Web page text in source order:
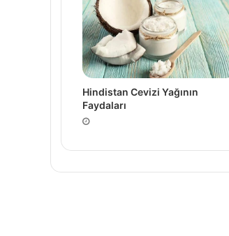
Hindistan Cevizi Yağının
Faydaları